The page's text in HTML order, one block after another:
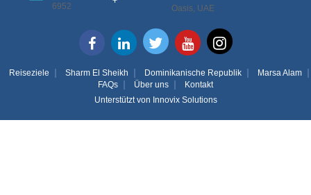
6952
Oasis, UAE
Reiseziele Sharm El Sheikh Dominikanische Republik
Marsa Alam
FAQs
Über uns
Kontakt
Unterstützt von Innovix Solutions